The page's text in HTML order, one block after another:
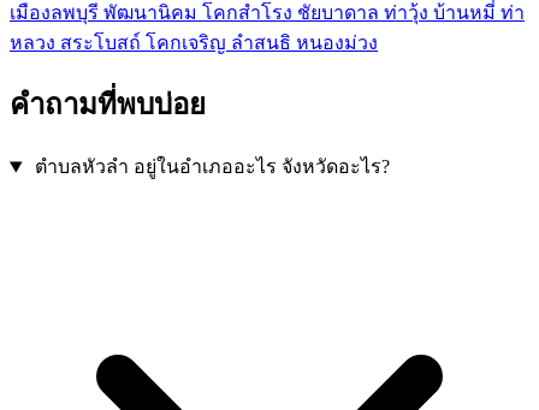
เมืองลพบุรี พัฒนานิคม โคกสำโรง ชัยบาดาล ท่าวุ้ง บ้านหมี่ ท่า
หลวง สระโบสถ์ โคกเจริญ ลำสนธิ หนองม่วง
คำถามที่พบบ่อย
ตำบลหัวลำ อยู่ในอำเภออะไร จังหวัดอะไร?